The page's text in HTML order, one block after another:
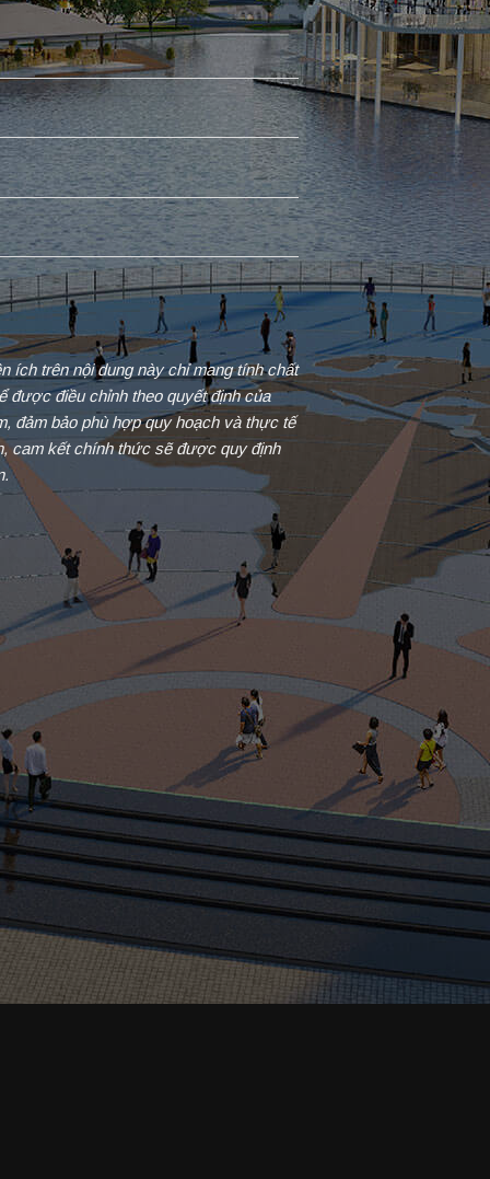
ích trên nội dung này chỉ mang tính chất
được điều chỉnh theo quyết định của
đảm bảo phù hợp quy hoạch và thực tế
cam kết chính thức sẽ được quy định